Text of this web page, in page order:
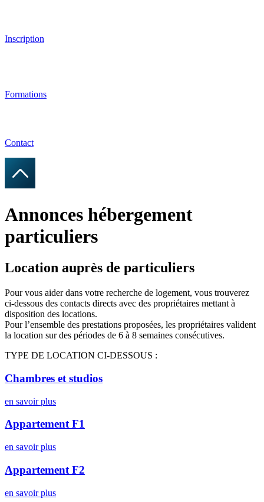
Inscription
Formations
Contact
Annonces hébergement
particuliers
Location auprès de particuliers
Pour vous aider dans votre recherche de logement, vous trouverez
ci-dessous des contacts directs avec des propriétaires mettant à
disposition des locations.
Pour l’ensemble des prestations proposées, les propriétaires valident
la location sur des périodes de 6 à 8 semaines consécutives.
TYPE DE LOCATION CI-DESSOUS :
Chambres et studios
en savoir plus
Appartement F1
en savoir plus
Appartement F2
en savoir plus